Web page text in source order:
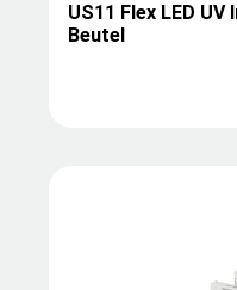
US11 Flex LED UV
Beutel